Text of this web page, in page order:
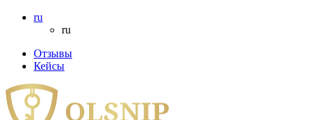
ru
ru
Отзывы
Кейсы